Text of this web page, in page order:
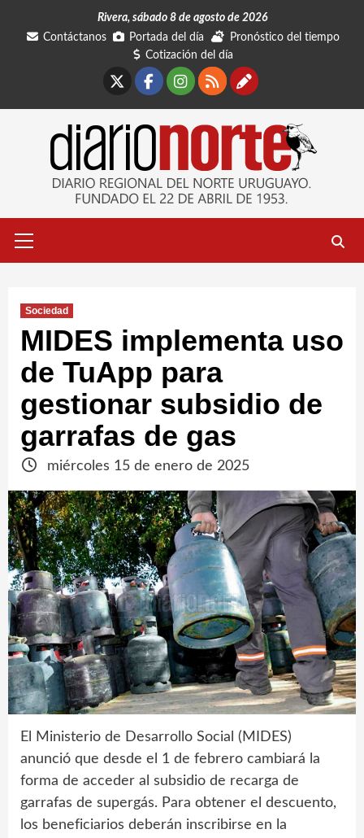
Rivera, sábado 8 de agosto de 2026
Contáctanos
Portada del día
Pronóstico del tiempo
Cotización del día
Facebook
Instagram
RSSContáctanos
primario
Sociedad
MIDES implementa uso
de TuApp para
gestionar subsidio de
garrafas de gas
miércoles 15 de enero de 2025
El Ministerio de Desarrollo Social (MIDES)
anunció que desde el 1 de febrero cambiará la
forma de acceder al subsidio de recarga de
garrafas de supergás. Para obtener el descuento,
los beneficiarios deberán inscribirse en la